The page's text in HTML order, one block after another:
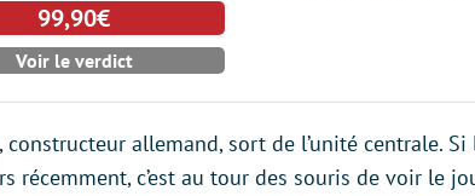
99,90€
Voir le verdict
constructeur allemand, sort de l’unité centrale.
récemment, c’est au tour des souris de voir le